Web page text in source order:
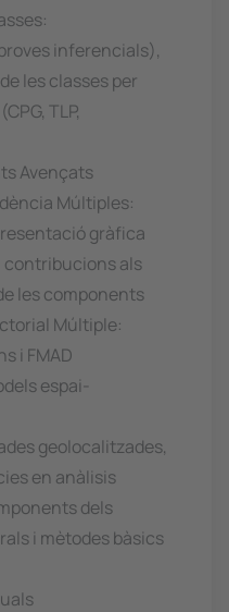
inferencials),
les classes per
TLP,
Avençats
Múltiples:
gràfica
contribucions als
les components
Múltiple:
i FMAD
espai-
geolocalitzades,
en anàlisis
dels
i mètodes bàsics